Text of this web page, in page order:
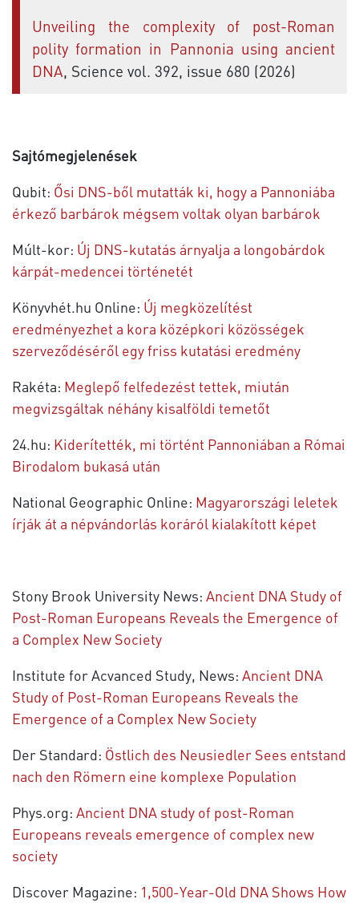
Unveiling the complexity of post-Roman
polity formation in Pannonia using ancient
DNA, Science vol. 392, issue 680 (2026)
Sajtómegjelenések
Qubit: Ősi DNS-ből mutatták ki, hogy a Pannoniába
érkező barbárok mégsem voltak olyan barbárok
Múlt-kor: Új DNS-kutatás árnyalja a longobárdok
kárpát-medencei történetét
Könyvhét.hu Online: Új megközelítést
eredményezhet a kora középkori közösségek
szerveződéséről egy friss kutatási eredmény
Rakéta: Meglepő felfedezést tettek, miután
megvizsgáltak néhány kisalföldi temetőt
24.hu: Kiderítették, mi történt Pannoniában a Római
Birodalom bukasá után
National Geographic Online: Magyarországi leletek
írják át a népvándorlás koráról kialakított képet
Stony Brook University News: Ancient DNA Study of
Post-Roman Europeans Reveals the Emergence of
a Complex New Society
Institute for Acvanced Study, News: Ancient DNA
Study of Post-Roman Europeans Reveals the
Emergence of a Complex New Society
Der Standard: Östlich des Neusiedler Sees entstand
nach den Römern eine komplexe Population
Phys.org: Ancient DNA study of post-Roman
Europeans reveals emergence of complex new
society
Discover Magazine: 1,500-Year-Old DNA Shows How